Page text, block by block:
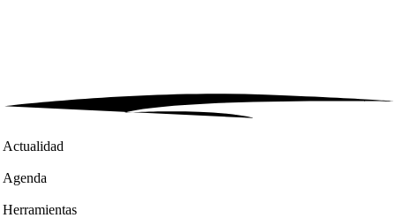
Actualidad
Agenda
Herramientas